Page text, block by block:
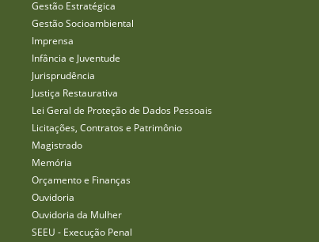
Gestão Estratégica
Gestão Socioambiental
Imprensa
Infância e Juventude
Jurisprudência
Justiça Restaurativa
Lei Geral de Proteção de Dados Pessoais
Licitações, Contratos e Patrimônio
Magistrado
Memória
Orçamento e Finanças
Ouvidoria
Ouvidoria da Mulher
SEEU - Execução Penal